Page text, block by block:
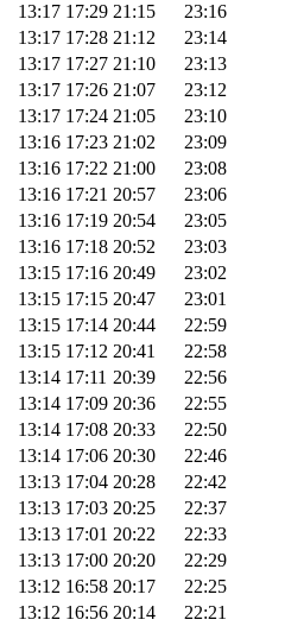
13:17 17:29 21:15
23:16
13:17 17:28 21:12
23:14
13:17 17:27 21:10
23:13
13:17 17:26 21:07
23:12
13:17 17:24 21:05
23:10
13:16 17:23 21:02
23:09
13:16 17:22 21:00
23:08
13:16 17:21 20:57
23:06
13:16 17:19 20:54
23:05
13:16 17:18 20:52
23:03
13:15 17:16 20:49
23:02
13:15 17:15 20:47
23:01
13:15 17:14 20:44
22:59
13:15 17:12 20:41
22:58
13:14 17:11 20:39
22:56
13:14 17:09 20:36
22:55
13:14 17:08 20:33
22:50
13:14 17:06 20:30
22:46
13:13 17:04 20:28
22:42
13:13 17:03 20:25
22:37
13:13 17:01 20:22
22:33
13:13 17:00 20:20
22:29
13:12 16:58 20:17
22:25
13:12 16:56 20:14
22:21